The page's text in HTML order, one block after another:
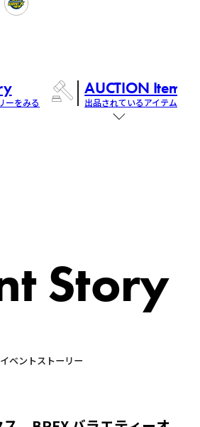
ーをみる
AUCTION Items
出品されているアイテム
Story
イベントストーリー